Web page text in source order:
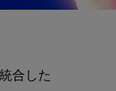
合した